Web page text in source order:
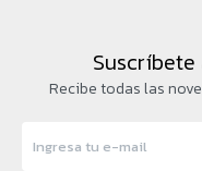
Recibe todas las